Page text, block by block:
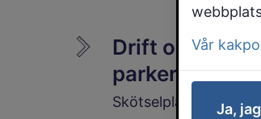
Drift och
parker och
Skötselplan för
Vår
Ja,